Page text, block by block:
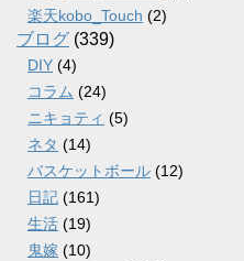
楽天kobo_Touch (2)
ブログ (339)
DIY (4)
コラム (24)
ニキョティ (5)
ネタ (14)
バスケットボール (12)
日記 (161)
生活 (19)
鬼嫁 (10)